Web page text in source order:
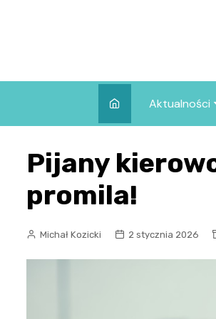
Aktualności
Wszystkie
Pijany
promila!
Michał Kozicki 2 stycznia 2026